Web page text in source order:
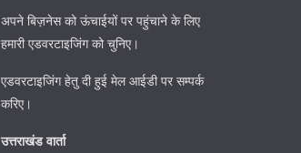
अपने बिज़नेस को ऊंचाईयों पर पहुंचाने के लिए
हमारी एडवरटाइजिंग को चुनिए।
एडवरटाइजिंग हेतु दी हुई मेल आईडी पर सम्पर्क
करिए।
उत्तराखंड वार्ता